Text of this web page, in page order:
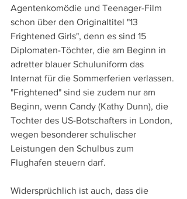
Agentenkomödie und Teenager-Film
schon über den Originaltitel "13
Frightened Girls", denn es sind 15
Diplomaten-Töchter, die am Beginn in
adretter blauer Schuluniform das
Internat für die Sommerferien verlassen.
"Frightened" sind sie zudem nur am
Beginn, wenn Candy (Kathy Dunn), die
Tochter des US-Botschafters in London,
wegen besonderer schulischer
Leistungen den Schulbus zum
Flughafen steuern darf.
Widersprüchlich ist auch, dass die